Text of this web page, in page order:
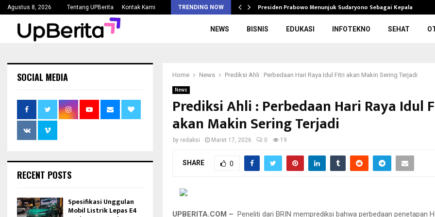
Agustus 8, 2026 Tentang UPBerita Kontak Kami TRENDING NOW
Kejaksaan Agung Tetapkan Lima Tersangka Korupsi Pengadaan… Presiden Prabowo Menunjuk Sudaryono Sebagai Kepala Badan…
NEWS BISNIS EDUKASI INFOTEKNO SEHAT
Home News Prediksi Ahli : Perbedaan Hari Raya Idul Fitri akan Makin Sering Terjadi
News
Prediksi Ahli : Perbedaan Hari Raya Idul
akan Makin Sering Terjadi
by redaksi Maret 17, 2026 0 19
SHARE 0
UPBERITA.COM – Peneliti dari BRIN memprediksi bahwa perbedaan penetapan
SOCIAL MEDIA
RECENT POSTS
Spesifikasi Unggulan
Mobil Listrik Lepas E4